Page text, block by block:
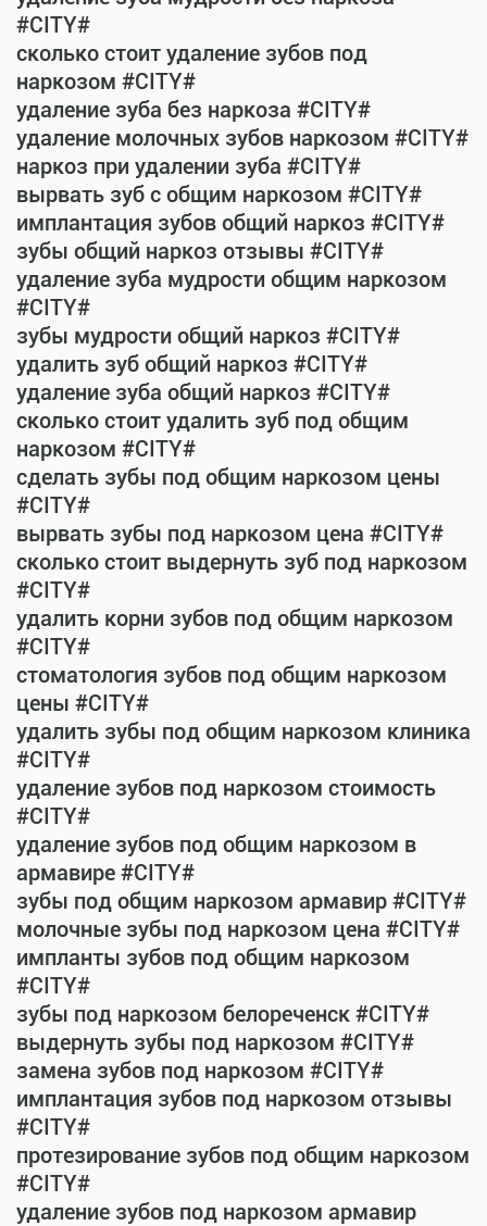
#CITY#
сколько стоит удаление зубов под
наркозом #CITY#
удаление зуба без наркоза #CITY#
удаление молочных зубов наркозом #CITY#
наркоз при удалении зуба #CITY#
вырвать зуб с общим наркозом #CITY#
имплантация зубов общий наркоз #CITY#
зубы общий наркоз отзывы #CITY#
удаление зуба мудрости общим наркозом
#CITY#
зубы мудрости общий наркоз #CITY#
удалить зуб общий наркоз #CITY#
удаление зуба общий наркоз #CITY#
сколько стоит удалить зуб под общим
наркозом #CITY#
сделать зубы под общим наркозом цены
#CITY#
вырвать зубы под наркозом цена #CITY#
сколько стоит выдернуть зуб под наркозом
#CITY#
удалить корни зубов под общим наркозом
#CITY#
стоматология зубов под общим наркозом
цены #CITY#
удалить зубы под общим наркозом клиника
#CITY#
удаление зубов под наркозом стоимость
#CITY#
удаление зубов под общим наркозом в
армавире #CITY#
зубы под общим наркозом армавир #CITY#
молочные зубы под наркозом цена #CITY#
импланты зубов под общим наркозом
#CITY#
зубы под наркозом белореченск #CITY#
выдернуть зубы под наркозом #CITY#
замена зубов под наркозом #CITY#
имплантация зубов под наркозом отзывы
#CITY#
протезирование зубов под общим наркозом
#CITY#
удаление зубов под наркозом армавир